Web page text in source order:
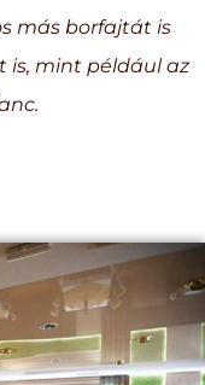
más borfajtát is
is, mint például az